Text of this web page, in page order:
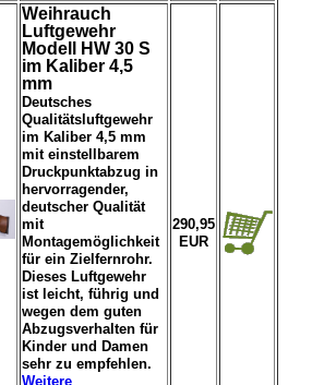
Weihrauch
Luftgewehr
Modell HW 30 S
im Kaliber 4,5
mm
Deutsches
Qualitätsluftgewehr
im Kaliber 4,5 mm
mit einstellbarem
Druckpunktabzug in
hervorragender,
deutscher Qualität
mit
Montagemöglichkeit
für ein Zielfernrohr.
Dieses Luftgewehr
ist leicht, führig und
wegen dem guten
Abzugsverhalten für
Kinder und Damen
sehr zu empfehlen.
Weitere
290,95
EUR